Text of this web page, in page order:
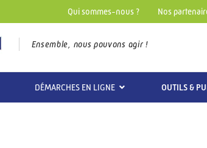
Qui sommes-nous ? Nos
Ensemble, nous pouvons agir !
DÉMARCHES EN LIGNE OUTILS &